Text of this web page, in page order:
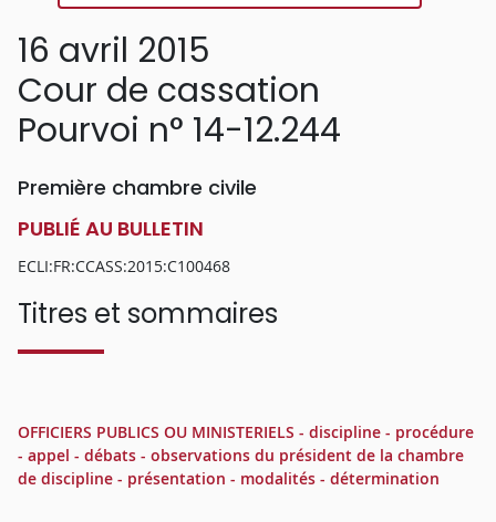
16 avril 2015
Cour de cassation
Pourvoi n° 14-12.244
Première chambre civile
PUBLIÉ AU BULLETIN
ECLI:FR:CCASS:2015:C100468
Titres et sommaires
OFFICIERS PUBLICS OU MINISTERIELS - discipline - procédure
- appel - débats - observations du président de la chambre
de discipline - présentation - modalités - détermination